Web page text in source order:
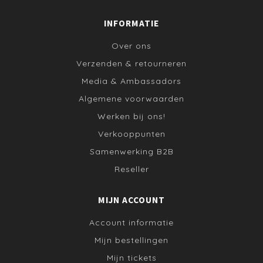
INFORMATIE
Over ons
Verzenden & retourneren
Media & Ambassadors
Algemene voorwaarden
Werken bij ons!
Verkooppunten
Samenwerking B2B
Reseller
MIJN ACCOUNT
Account informatie
Mijn bestellingen
Mijn tickets